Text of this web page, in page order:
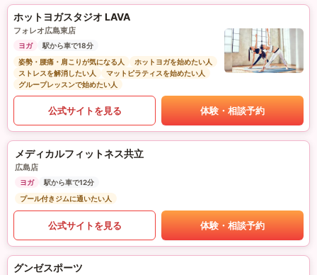
ホットヨガスタジオ LAVA
フォレオ広島東店
ヨガ
駅から車で18分
姿勢・腰痛・肩こりが気になる人
ホットヨガを始めたい人
ストレスを解消したい人
マットピラティスを始めたい人
グループレッスンで始めたい人
公式サイトを見る 体験・相談予約
メディカルフィットネス共立
広島店
ヨガ
駅から車で12分
プール付きジムに通いたい人
公式サイトを見る 体験・相談予約
グンゼスポーツ